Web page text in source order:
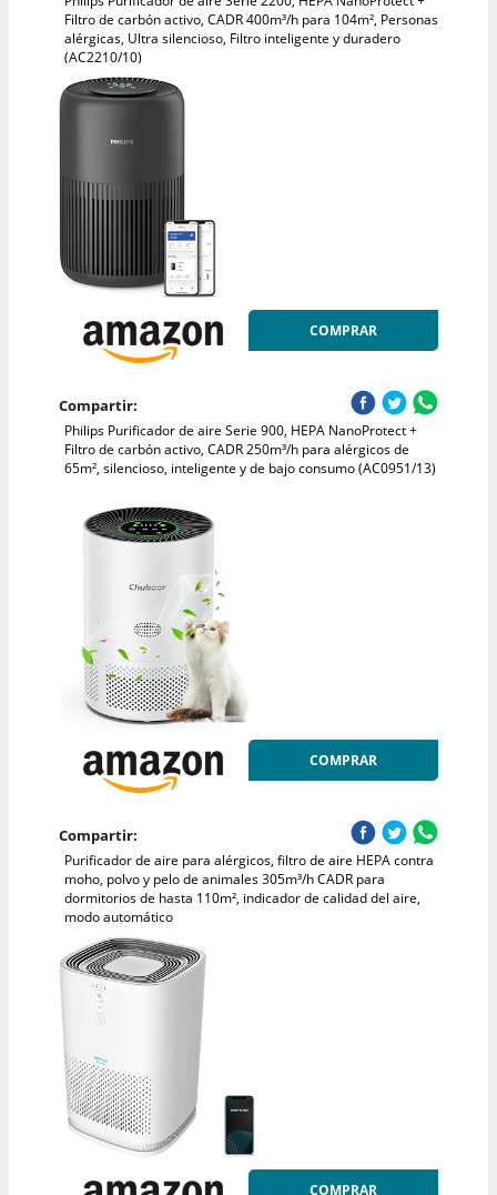
Filtro de carbón activo, CADR 400m³/h para 104m², Personas
alérgicas, Ultra silencioso, Filtro inteligente y duradero
(AC2210/10)
COMPRAR
Compartir:
Philips Purificador de aire Serie 900, HEPA NanoProtect +
Filtro de carbón activo, CADR 250m³/h para alérgicos de
65m², silencioso, inteligente y de bajo consumo (AC0951/13)
COMPRAR
Compartir:
Purificador de aire para alérgicos, filtro de aire HEPA contra
moho, polvo y pelo de animales 305m³/h CADR para
dormitorios de hasta 110m², indicador de calidad del aire,
modo automático
COMPRAR